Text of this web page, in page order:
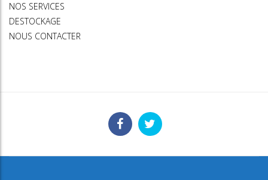
NOS SERVICES
DESTOCKAGE
NOUS CONTACTER